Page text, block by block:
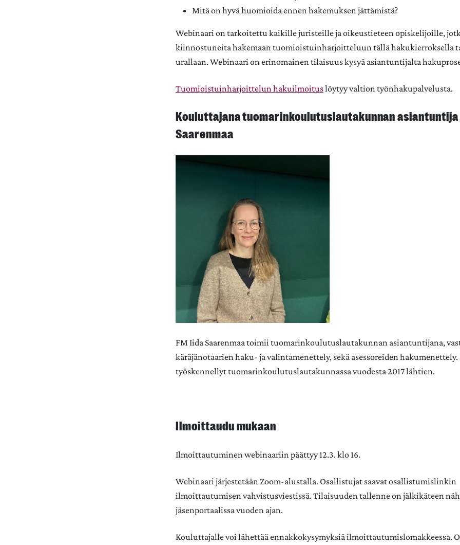
Mitä on hyvä huomioida ennen hakemuksen jättämistä?
Webinaari on tarkoitettu kaikille juristeille ja oikeustieteen opiskelijoille,
kiinnostuneita hakemaan tuomioistuinharjoitteluun tällä hakukierroksella
urallaan. Webinaari on erinomainen tilaisuus kysyä asiantuntijalta
Tuomioistuinharjoittelun hakuilmoituslöytyy valtion työnhakupalvelusta.
Kouluttajana tuomarinkoulutuslautakunnan
Saarenmaa
FM Iida Saarenmaatoimii tuomarinkoulutuslautakunnan asiantuntijana,
käräjänotaarien haku- ja valintamenettely, sekä asessoreiden hakumenettely.
työskennellyt tuomarinkoulutuslautakunnassa vuodesta 2017 lähtien.
Ilmoittaudu mukaan
Ilmoittautuminen webinaariin päättyy 12.3. klo 16.
Webinaari järjestetään Zoom-alustalla. Osallistujat saavat osallistumislinkin
ilmoittautumisen vahvistusviestissä. Tilaisuuden tallenne on jälkikäteen
jäsenportaalissa vuoden ajan.
Kouluttajalle voi lähettää ennakkokysymyksiä ilmoittautumislomakkeessa.